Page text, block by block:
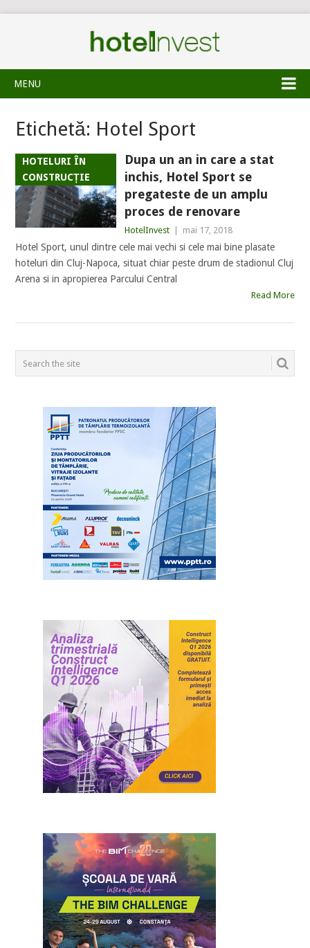
MENU
Etichetă: Hotel Sport
HOTELURI ÎN
CONSTRUCȚIE
Dupa un an in care a stat
inchis, Hotel Sport se
pregateste de un amplu
proces de renovare
HotelInvest mai 17, 2018
Hotel Sport, unul dintre cele mai vechi si cele mai bine plasate
hoteluri din Cluj-Napoca, situat chiar peste drum de stadionul Cluj
Arena si in apropierea Parcului Central
Read More
POSTS
NAVIGATION